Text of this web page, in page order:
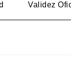
Validez